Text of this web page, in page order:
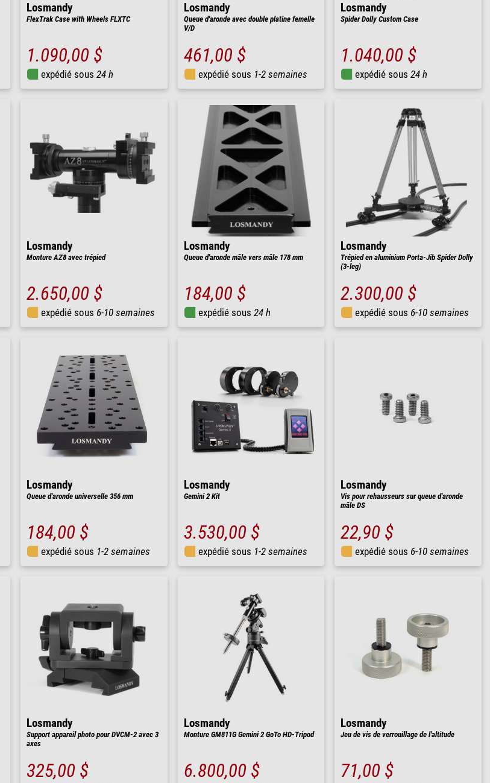
Losmandy
FlexTrak Case with Wheels FLXTC
1.090,00 $
expédié sous 24 h
Losmandy
Queue d'aronde avec double platine femelle
V/D
461,00 $
expédié sous 1-2 semaines
Losmandy
Spider Dolly Custom Case
1.040,00 $
expédié sous 24 h
Losmandy
Monture AZ8 avec trépied
2.650,00 $
expédié sous 6-10 semaines
Losmandy
Queue d'aronde mâle vers mâle 178 mm
184,00 $
expédié sous 24 h
Losmandy
Trépied en aluminium Porta-Jib Spider Dolly
(3-leg)
2.300,00 $
expédié sous 6-10 semaines
Losmandy
Queue d'aronde universelle 356 mm
184,00 $
expédié sous 1-2 semaines
Losmandy
Gemini 2 Kit
3.530,00 $
expédié sous 1-2 semaines
Losmandy
Vis pour rehausseurs sur queue d'aronde
mâle DS
22,90 $
expédié sous 6-10 semaines
Losmandy
Support appareil photo pour DVCM-2 avec 3
axes
325,00 $
Losmandy
Monture GM811G Gemini 2 GoTo HD-Tripod
6.800,00 $
Losmandy
Jeu de vis de verrouillage de l'altitude
71,00 $